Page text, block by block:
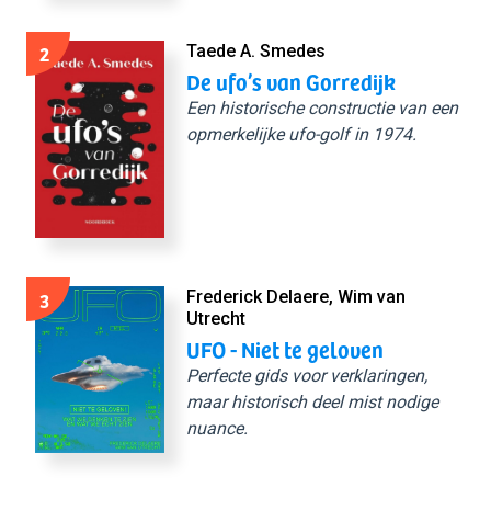
2 Taede A. Smedes
De ufo’s van Gorredijk
Een historische constructie van een
opmerkelijke ufo-golf in 1974.
3
Frederick Delaere, Wim van
Utrecht
UFO - Niet te geloven
Perfecte gids voor verklaringen,
maar historisch deel mist nodige
nuance.